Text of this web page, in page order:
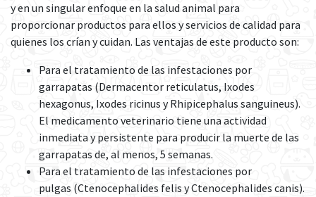
y en un singular enfoque en la salud animal para
proporcionar productos para ellos y servicios de calidad para
quienes los crían y cuidan. Las ventajas de este producto son:
Para el tratamiento de las infestaciones por
garrapatas (Dermacentor reticulatus, Ixodes
hexagonus, Ixodes ricinus y Rhipicephalus sanguineus).
El medicamento veterinario tiene una actividad
inmediata y persistente para producir la muerte de las
garrapatas de, al menos, 5 semanas.
Para el tratamiento de las infestaciones por
pulgas (Ctenocephalides felis y Ctenocephalides canis).